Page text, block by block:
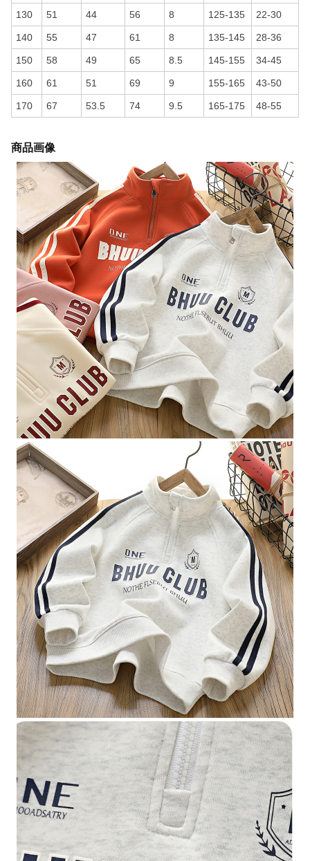
130 51 44 56 8 125-135 22-30
140 55 47 61 8 135-145 28-36
150 58 49 65 8.5 145-155 34-45
160 61 51 69 9 155-165 43-50
170 67 53.5 74 9.5 165-175 48-55
商品画像